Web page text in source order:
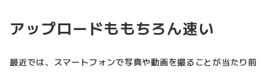
アップロードももちろん速い
最近では、スマートフォンで写真や動画を撮ることが当たり前